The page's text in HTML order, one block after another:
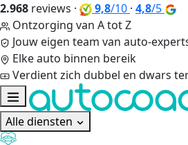
2.968 reviews · 9,8/10 · 4,8/5
Ontzorging van A tot Z
Jouw eigen team van auto-
Elke auto binnen bereik
Verdient zich dubbel en dwars
Alle diensten